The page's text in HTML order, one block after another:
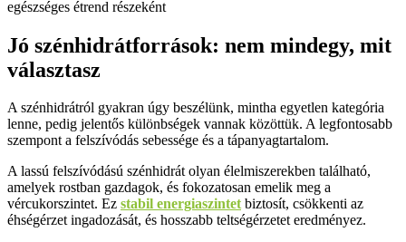
Jó szénhidrátforrások: nem mindegy, mit
választasz
A szénhidrátról gyakran úgy beszélünk, mintha egyetlen kategória
lenne, pedig jelentős különbségek vannak közöttük. A legfontosabb
szempont a felszívódás sebessége és a tápanyagtartalom.
A lassú felszívódású szénhidrát olyan élelmiszerekben található,
amelyek rostban gazdagok, és fokozatosan emelik meg a
vércukorszintet. Ez stabil energiaszintetbiztosít, csökkenti az
éhségérzet ingadozását, és hosszabb teltségérzetet eredményez.